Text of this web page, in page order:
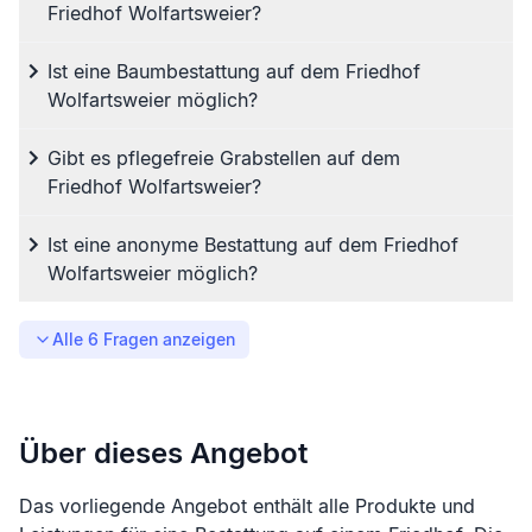
Friedhof Wolfartsweier?
Ist eine Baumbestattung auf dem Friedhof
Wolfartsweier möglich?
Gibt es pflegefreie Grabstellen auf dem
Friedhof Wolfartsweier?
Ist eine anonyme Bestattung auf dem Friedhof
Wolfartsweier möglich?
Alle 6 Fragen anzeigen
Über dieses Angebot
Das vorliegende Angebot enthält alle Produkte und